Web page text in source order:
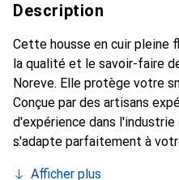
Description
Cette housse en cuir pleine
la qualité et le savoir-faire
Noreve. Elle protège votre
Conçue par des artisans
d'expérience dans l'industrie
s'adapte parfaitement à
Afficher plus